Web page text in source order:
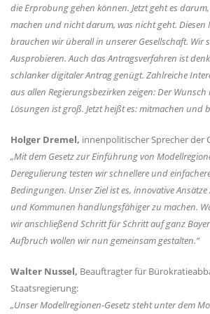
die Erprobung gehen können. Jetzt geht es
machen und nicht darum, was nicht geht. Diesen
brauchen wir überall in unserer Gesellschaft. Wir
Ausprobieren. Auch das Antragsverfahren ist
schlanker digitaler Antrag genügt. Zahlreiche
aus allen Regierungsbezirken zeigen: Der
Lösungen ist groß. Jetzt heißt es: mitmachen und
Holger Dremel, innenpolitischer Sprecher der
Mit dem Gesetz zur Einführung von
Deregulierung testen wir schnellere und
Bedingungen. Unser Ziel ist es, innovative
und Kommunen handlungsfähiger zu machen.
wir anschließend Schritt für Schritt auf ganz
Aufbruch wollen wir nun gemeinsam gestalten.“
Walter Nussel, Beauftragter für
Staatsregierung:
Unser Modellregionen-Gesetz steht unter dem